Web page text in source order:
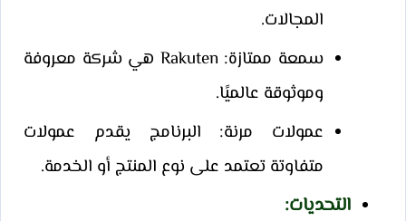
المجالات.
سمعة ممتازة: Rakuten هي شركة معروفة
وموثوقة عالميًا.
عمولات مرنة: البرنامج يقدم عمولات
متفاوتة تعتمد على نوع المنتج أو الخدمة.
التحديات: